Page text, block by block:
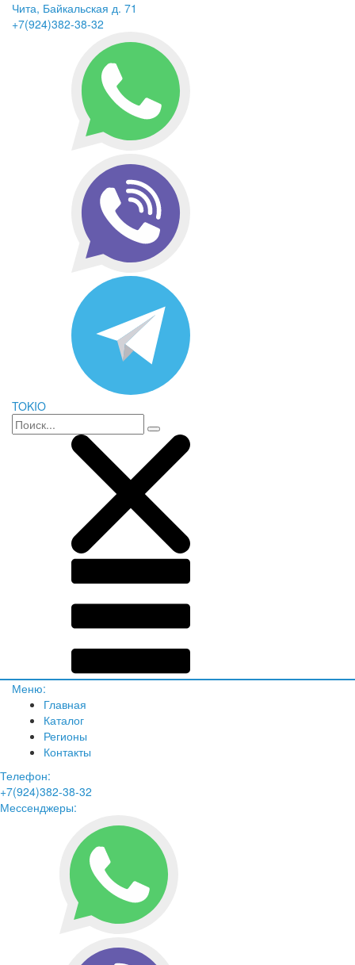
Чита, Байкальская д. 71
+7(924)382-38-32
TOKIO
Меню:
Главная
Каталог
Регионы
Контакты
Телефон:
+7(924)382-38-32
Мессенджеры: